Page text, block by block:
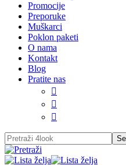
Promocije
Preporuke
Muškarci
Poklon paketi
O nama
Kontakt
Blog
Pratite nas


